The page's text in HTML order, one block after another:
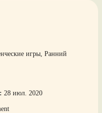
игры, Ранний
28 июл. 2020